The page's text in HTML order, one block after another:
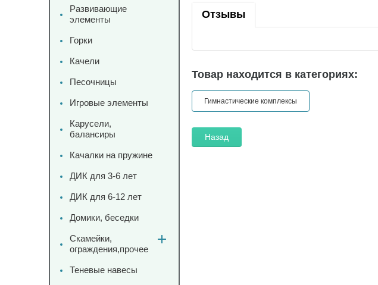
Отзывы
Товар находится в категориях:
Гимнастические комплексы
Назад
Развивающие
элементы
Горки
Качели
Песочницы
Игровые элементы
Карусели,
балансиры
Качалки на пружине
ДИК для 3-6 лет
ДИК для 6-12 лет
Домики, беседки
Скамейки,
ограждения,прочее
Теневые навесы